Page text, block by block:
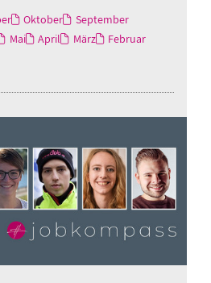
Oktober
September
Mai April März
Februar